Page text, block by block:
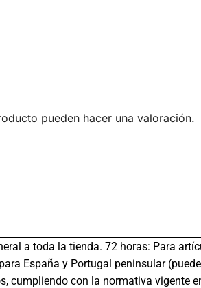
pueden hacer una valoración.
a toda la tienda. 72 horas: Para
España y Portugal peninsular
cumpliendo con la normativa vigente